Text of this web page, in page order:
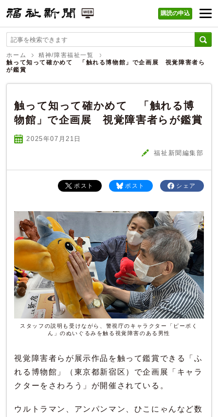
福祉新聞 WEB
購読の申込
ホーム
精神/障害福祉一覧
触って知って確かめて 「触れる博物館」で企画展 視覚障害者ら
が鑑賞
触って知って確かめて 「触れる博
物館」で企画展 視覚障害者らが鑑賞
2025年07 月21 日
福祉新聞編集部
シェア
ポスト
ポスト
スタッフの説明も受けながら、警視庁のキャラクター「ピーポく
ん」のぬいぐるみを触る視覚障害のある男性
視覚障害者らが展示作品を触って鑑賞できる「ふ
れる博物館」（東京都新宿区）で企画展「キャラ
クターをさわろう」が開催されている。
ウルトラマン、アンパンマン、ひこにゃんなど数